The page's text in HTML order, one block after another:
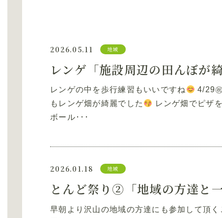
2026.05.11 地域
レンゲ「施設周辺の田んぼが
レンゲの中を歩行練習もいいですね 4/29
もレンゲ畑が綺麗でした
レンゲ畑でピザ
ボール･･･
2026.01.18 地域
早朝より沢山の地域の方達にも参加して頂く